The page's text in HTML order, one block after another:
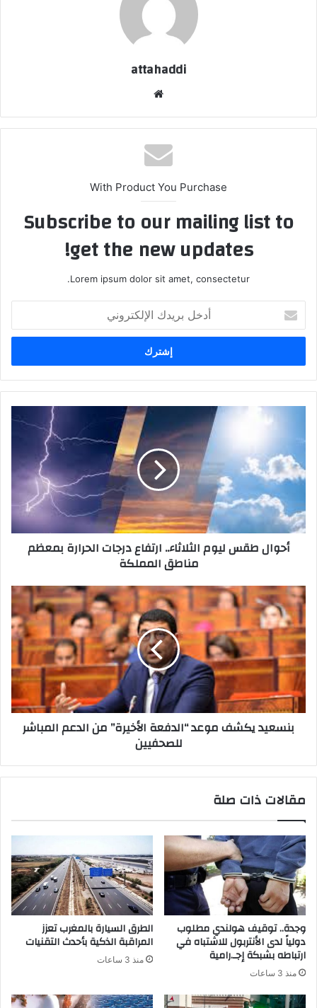
attahaddi
With Product You Purchase
Subscribe to our mailing list to
get the new updates!
Lorem ipsum dolor sit amet, consectetur.
بريدك
الإلكتروني
أحوال طقس ليوم الثلاثاء.. ارتفاع درجات الحرارة بمعظم
مناطق المملكة
بنسعيد يكشف موعد “الدفعة الأخيرة” من الدعم المباشر
للصحفيين
مقالات ذات صلة
وجدة.. توقيف هولندي مطلوب
دولياً لدى الأنتربول للاشتباه في
ارتباطه بشبكة إجـ.رامية
منذ 3 ساعات
الطرق السيارة بالمغرب تعزز
المراقبة الذكية بأحدث التقنيات
منذ 3 ساعات